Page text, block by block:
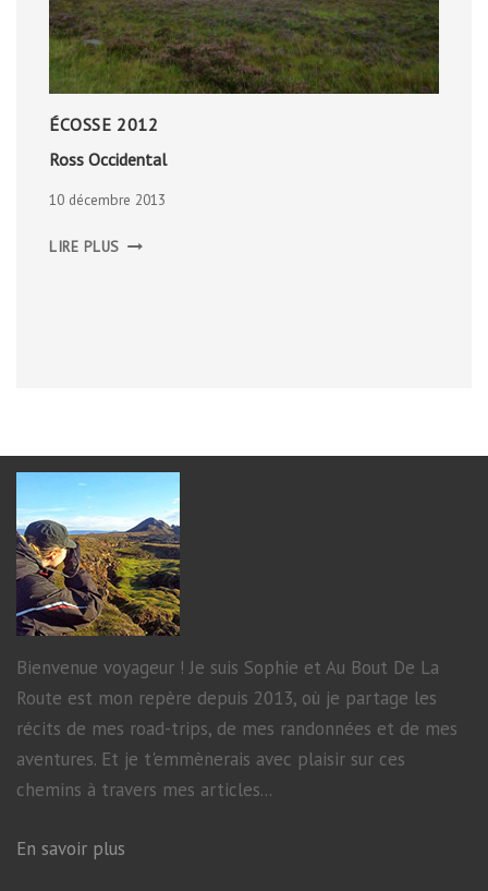
ÉCOSSE 2012
Ross Occidental
10 décembre 2013
LIRE PLUS OCCIDENTAL
Bienvenue voyageur ! Je suis Sophie et Au Bout De La
Route est mon repère depuis 2013, où je partage les
récits de mes road-trips, de mes randonnées et de mes
aventures. Et je t'emmènerais avec plaisir sur ces
chemins à travers mes articles...
En savoir plus